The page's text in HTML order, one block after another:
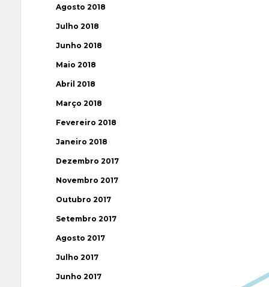
Agosto 2018
Julho 2018
Junho 2018
Maio 2018
Abril 2018
Março 2018
Fevereiro 2018
Janeiro 2018
Dezembro 2017
Novembro 2017
Outubro 2017
Setembro 2017
Agosto 2017
Julho 2017
Junho 2017